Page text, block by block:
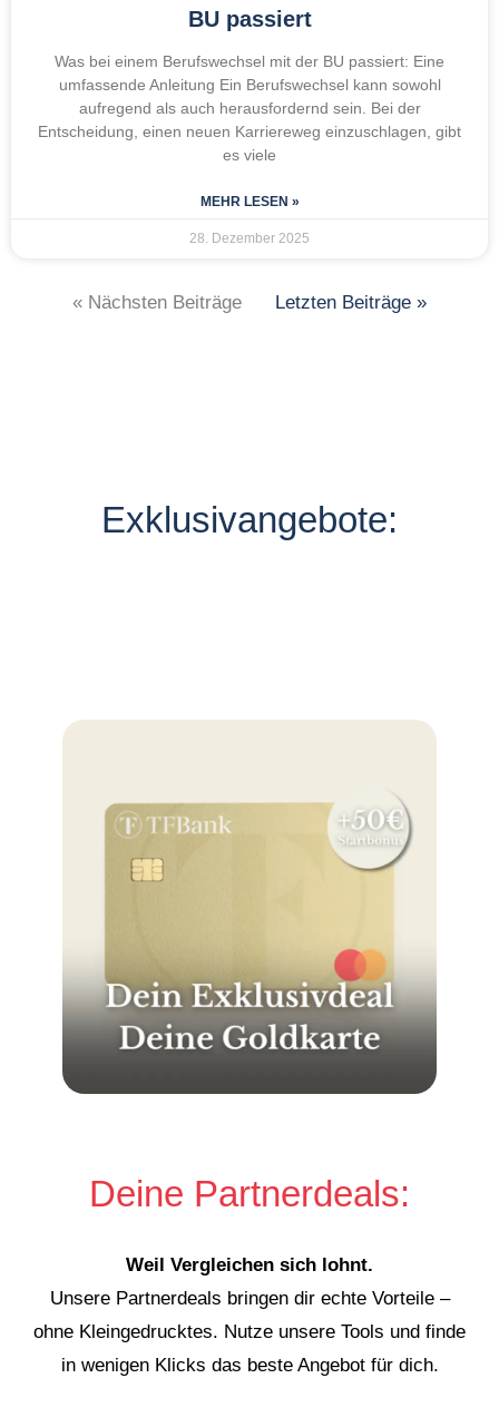
BU passiert
Was bei einem Berufswechsel mit der BU passiert: Eine
umfassende Anleitung Ein Berufswechsel kann sowohl
aufregend als auch herausfordernd sein. Bei der
Entscheidung, einen neuen Karriereweg einzuschlagen, gibt
es viele
MEHR LESEN »
28. Dezember 2025
« Nächsten Beiträge Letzten Beiträge »
Exklusivangebote:
Deine Partnerdeals:
Weil Vergleichen sich lohnt.
Unsere Partnerdeals bringen dir echte Vorteile –
ohne Kleingedrucktes. Nutze unsere Tools und finde
in wenigen Klicks das beste Angebot für dich.